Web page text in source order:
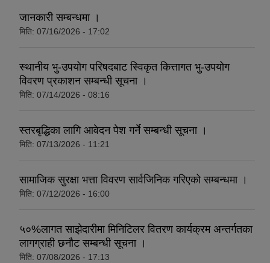
जानकारी सम्बन्धमा ।
मिति: 07/16/2026 - 17:02
स्थानीय भु-उपयोग परिषदबाट स्विकृत कित्तागत भु-उपयोग
विवरण प्रकाशन सम्बन्धी सूचना ।
मिति: 07/14/2026 - 08:16
स्तरबृद्धिका लागि आवेदन पेश गर्ने सम्बन्धी सूचना ।
मिति: 07/13/2026 - 11:21
सामाजिक सुरक्षा भत्ता विवरण सार्वजिनिक गरिएको सम्बन्धमा ।
मिति: 07/12/2026 - 16:00
५०%लागत साझेदारीमा मिनिटिलर वितरण कार्यक्रम अन्तर्गतका
लागग्राही छनौट सम्बन्धी सूचना ।
मिति: 07/08/2026 - 17:13